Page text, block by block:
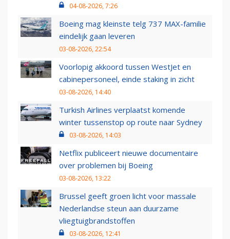
04-08-2026, 7:26
Boeing mag kleinste telg 737 MAX-familie
eindelijk gaan leveren
03-08-2026, 22:54
Voorlopig akkoord tussen WestJet en
cabinepersoneel, einde staking in zicht
03-08-2026, 14:40
Turkish Airlines verplaatst komende
winter tussenstop op route naar Sydney
03-08-2026, 14:03
Netflix publiceert nieuwe documentaire
over problemen bij Boeing
03-08-2026, 13:22
Brussel geeft groen licht voor massale
Nederlandse steun aan duurzame
vliegtuigbrandstoffen
03-08-2026, 12:41